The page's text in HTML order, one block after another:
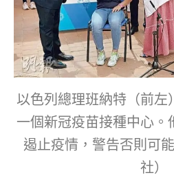
以色列總理班納特（前左
一個新冠疫苗接種中心。
遏止疫情，警告否則可
社）